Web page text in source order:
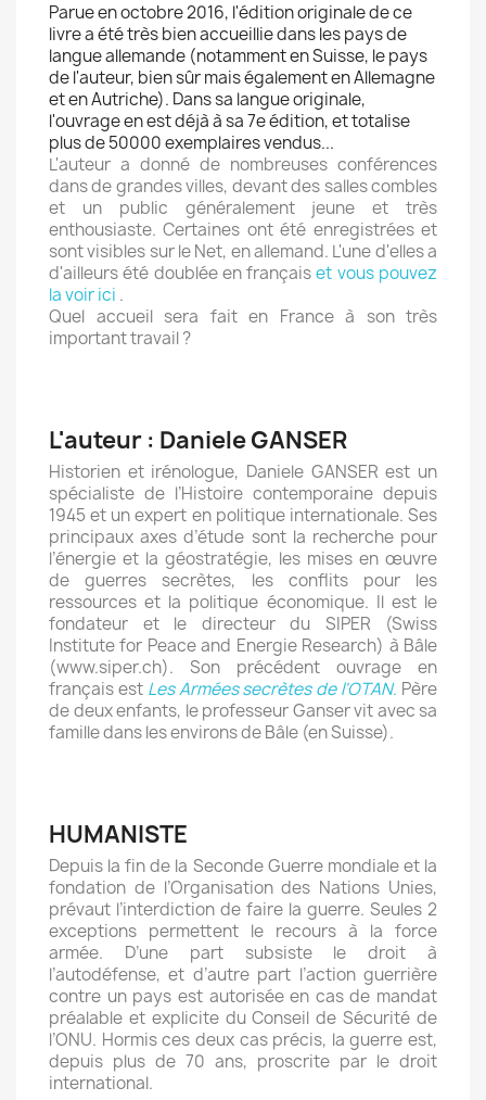
Parue en octobre 2016, l'édition originale de ce
livre a été très bien accueillie dans les pays de
langue allemande (notamment en Suisse, le pays
de l'auteur, bien sûr mais également en Allemagne
et en Autriche). Dans sa langue originale,
l'ouvrage en est déjà à sa 7e édition, et totalise
plus de 50000 exemplaires vendus...
L'auteur a donné de nombreuses conférences
dans de grandes villes, devant des salles combles
et un public généralement jeune et très
enthousiaste. Certaines ont été enregistrées et
sont visibles sur le Net, en allemand. L'une d'elles a
d'ailleurs été doublée en françaiset vous pouvez
la voir ici .
Quel accueil sera fait en France à son très
important travail ?
L'auteur : Daniele GANSER
Historien et irénologue, Daniele GANSER est un
spécialiste de l’Histoire contemporaine depuis
1945 et un expert en politique internationale. Ses
principaux axes d’étude sont la recherche pour
l’énergie et la géostratégie, les mises en œuvre
de guerres secrètes, les conflits pour les
ressources et la politique économique. Il est le
fondateur et le directeur du SIPER (Swiss
Institute for Peace and Energie Research) à Bâle
(www.siper.ch). Son précédent ouvrage en
français est Les Armées secrètes de l'OTAN. Père
de deux enfants, le professeur Ganser vit avec sa
famille dans les environs de Bâle (en Suisse).
HUMANISTE
Depuis la fin de la Seconde Guerre mondiale et la
fondation de l’Organisation des Nations Unies,
prévaut l’interdiction de faire la guerre. Seules 2
exceptions permettent le recours à la force
armée. D’une part subsiste le droit à
l’autodéfense, et d’autre part l’action guerrière
contre un pays est autorisée en cas de mandat
préalable et explicite du Conseil de Sécurité de
l’ONU. Hormis ces deux cas précis, la guerre est,
depuis plus de 70 ans, proscrite par le droit
international.